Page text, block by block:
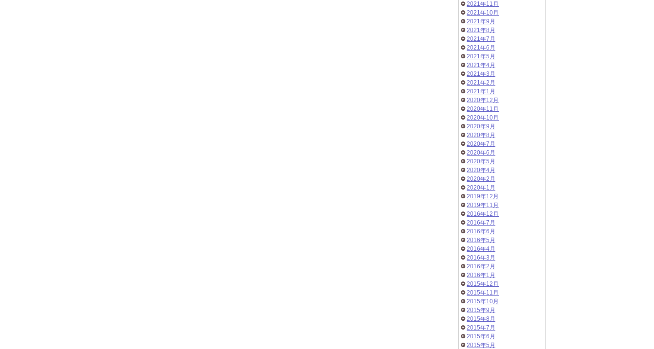
2021年11月
2021年10月
2021年9月
2021年8月
2021年7月
2021年6月
2021年5月
2021年4月
2021年3月
2021年2月
2021年1月
2020年12月
2020年11月
2020年10月
2020年9月
2020年8月
2020年7月
2020年6月
2020年5月
2020年4月
2020年2月
2020年1月
2019年12月
2019年11月
2016年12月
2016年7月
2016年6月
2016年5月
2016年4月
2016年3月
2016年2月
2016年1月
2015年12月
2015年11月
2015年10月
2015年9月
2015年8月
2015年7月
2015年6月
2015年5月